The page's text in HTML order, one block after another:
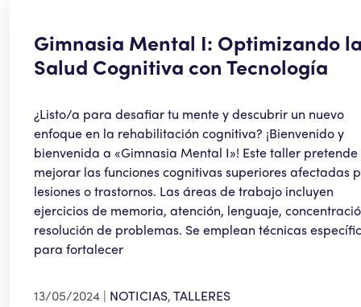
Gimnasia Mental I: Optimizando
Salud Cognitiva con Tecnología
¿Listo/a para desafiar tu mente y descubrir un nuevo
enfoque en la rehabilitación cognitiva? ¡Bienvenido y
bienvenida a «Gimnasia Mental I»! Este taller pretende
mejorar las funciones cognitivas superiores afectadas
lesiones o trastornos. Las áreas de trabajo incluyen
ejercicios de memoria, atención, lenguaje,
resolución de problemas. Se emplean técnicas
para fortalecer
13/05/2024 NOTICIAS,TALLERES